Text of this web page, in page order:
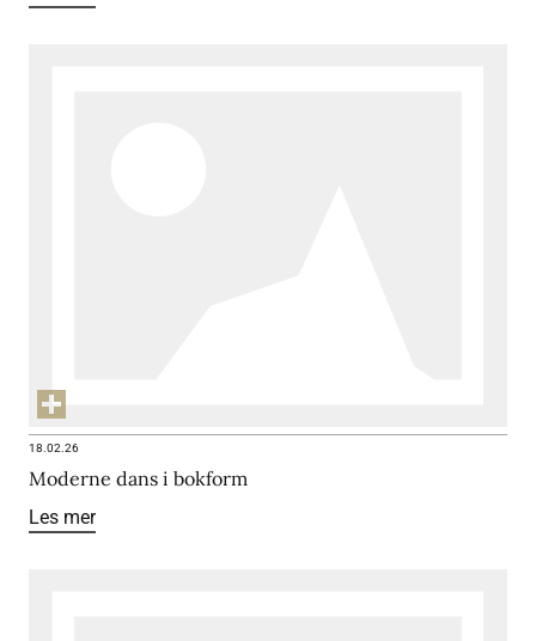
18.02.26
Moderne dans i bokform
Les mer